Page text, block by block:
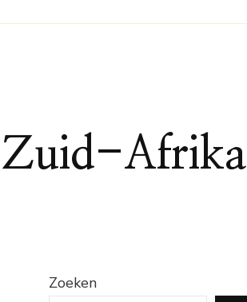
Zuid-Afrika
Zoeken